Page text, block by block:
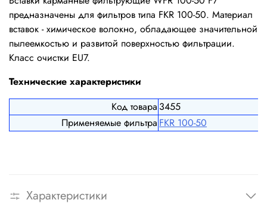
предназначены для фильтров типа FKR 100-50. Материал
вставок - химическое волокно, обладающее значительной
пылеемкостью и развитой поверхностью фильтрации.
Класс очистки EU7.
Технические характеристики
Код товара 3455
Применяемые фильтра FКR 100-50
Характеристики